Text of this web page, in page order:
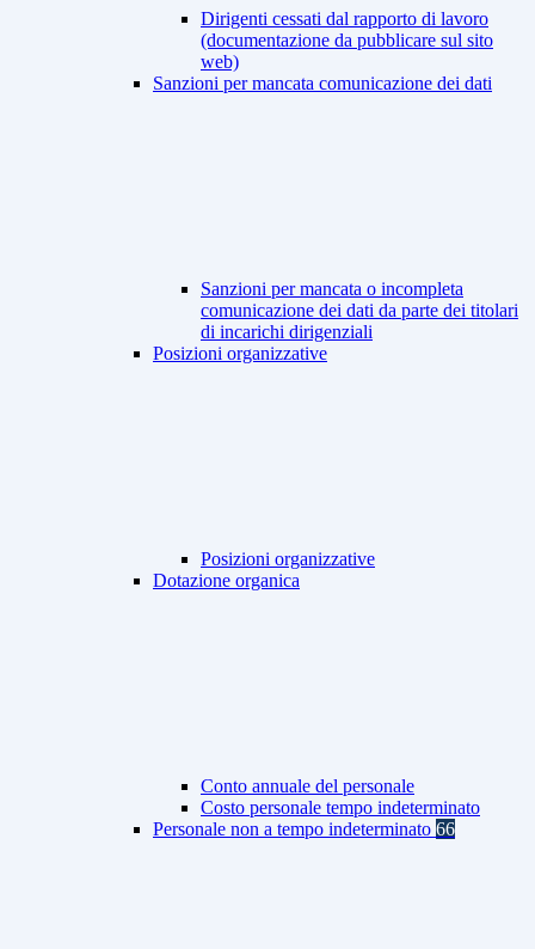
Dirigenti cessati dal rapporto di lavoro
(documentazione da pubblicare sul sito
web)
Sanzioni per mancata comunicazione dei dati
Sanzioni per mancata o incompleta
comunicazione dei dati da parte dei titolari
di incarichi dirigenziali
Posizioni organizzative
Posizioni organizzative
Dotazione organica
Conto annuale del personale
Costo personale tempo indeterminato
Personale non a tempo indeterminato 66